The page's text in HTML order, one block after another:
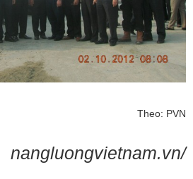
Theo: PVN
nangluongvietnam.vn/